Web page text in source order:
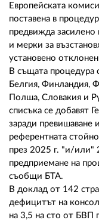
Европейската
поставена в
предвижда
и мерки за
установено
В същата процедура
Белгия, Финландия,
Полша, Словакия и
списъка се добавят
заради превишаване
референтната
през 2025 г. "и/или"
предприемане на
съобщи БТА.
В доклад от 142
дефицитът на
на 3,5 на сто от БВП